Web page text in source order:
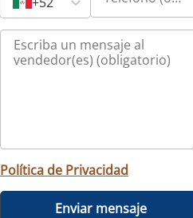
Política de Privacidad
Enviar mensaje